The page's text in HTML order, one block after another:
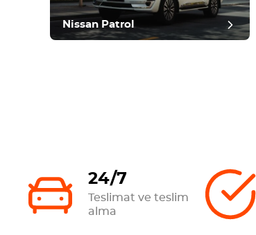
Nissan Patrol
24/7
Teslimat ve teslim
alma